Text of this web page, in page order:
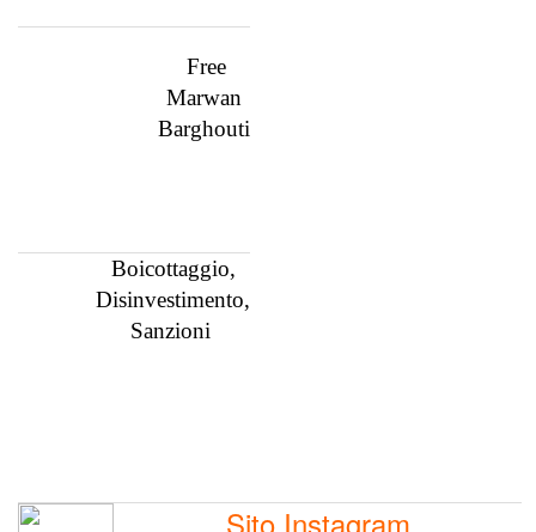
Free
Marwan
Barghouti
Boicottaggio,
Disinvestimento,
Sanzioni
Sito Instagram